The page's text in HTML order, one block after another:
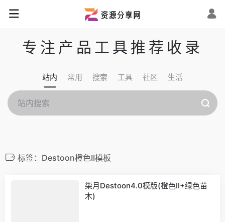
专注产品工具推荐收录
站内 常用 搜索 工具 社区 生活
标签：Destoon橙色II模板
柒月Destoon4.0模版(橙色II+绿色苗
木)